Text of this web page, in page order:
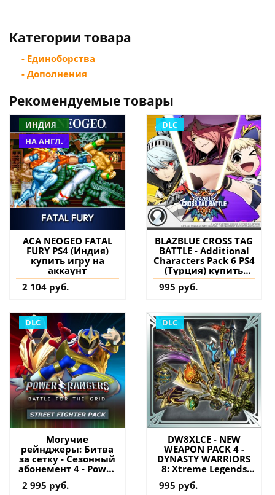
Категории товара
- Единоборства
- Дополнения
Рекомендуемые товары
ИНДИЯ
НА АНГЛ.
ACA NEOGEO FATAL
FURY PS4 (Индия)
купить игру на
аккаунт
2 104 руб.
DLC
BLAZBLUE CROSS TAG
BATTLE - Additional
Characters Pack 6 PS4
(Турция) купить
дополнение на
аккаунт
995 руб.
DLC
Могучие
рейнджеры: Битва
за сетку - Сезонный
абонемент 4 - Power
Rangers - Battle for
The Grid PS4 (Турция)
2 995 руб.
DLC
DW8XLCE - NEW
WEAPON PACK 4 -
DYNASTY WARRIORS
8: Xtreme Legends
Complete Edition PS4
(Турция) купить
995 руб.